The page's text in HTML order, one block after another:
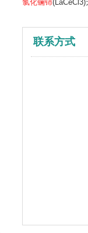
氯化镧铈
联系方式